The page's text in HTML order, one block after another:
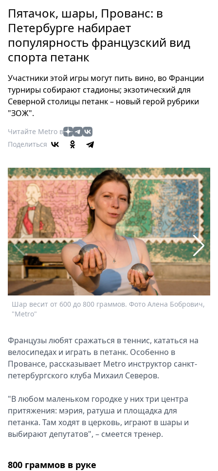
Россия
Мир
Здоровье
Еда
Мода
Театр
Книги
Выставки
релизы
О
Metro
Стримы
Спецпроекты
Звезды
Выборы
2026
Скачай
Metro
Пятачок, шары, Прованс: в
Петербурге набирает
популярность французский вид
спорта петанк
Участники этой игры могут пить вино, во Франции
турниры собирают стадионы; экзотический для
Северной столицы петанк – новый герой рубрики
"ЗОЖ".
Читайте Metro в
Поделиться
Шар весит от 600 до 800 граммов. Фото Алена Бобрович,
"Metro"
Французы любят сражаться в теннис, кататься на
велосипедах и играть в петанк. Особенно в
Провансе, рассказывает Metro инструктор санкт-
петербургского клуба Михаил Северов.
"В любом маленьком городке у них три центра
притяжения: мэрия, ратуша и площадка для
петанка. Там ходят в церковь, играют в шары и
выбирают депутатов", – смеется тренер.
800 граммов в руке